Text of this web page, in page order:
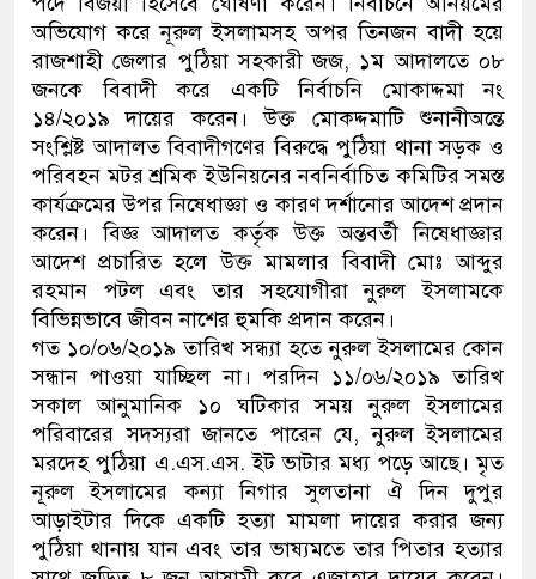
অভিযোগ করে নূরুল ইসলামসহ অপর তিনজন বাদী হয়ে
রাজশাহী জেলার পুঠিয়া সহকারী জজ, ১ম আদালতে ০৮
জনকে বিবাদী করে একটি নির্বাচনি মোকাদ্দমা নং
১৪/২০১৯ দায়ের করেন। উক্ত মোকদ্দমাটি শুনানীঅন্তে
সংশ্লিষ্ট আদালত বিবাদীগণের বিরুদ্ধে পুঠিয়া থানা সড়ক ও
পরিবহন মটর শ্রমিক ইউনিয়নের নবনির্বাচিত কমিটির সমস্ত
কার্যক্রমের উপর নিষেধাজ্ঞা ও কারণ দর্শানোর আদেশ প্রদান
করেন। বিজ্ঞ আদালত কর্তৃক উক্ত অন্তবর্তী নিষেধাজ্ঞার
আদেশ প্রচারিত হলে উক্ত মামলার বিবাদী মোঃ আব্দুর
রহমান পটল এবং তার সহযোগীরা নুরুল ইসলামকে
বিভিন্নভাবে জীবন নাশের হুমকি প্রদান করেন।
গত ১০/০৬/২০১৯ তারিখ সন্ধ্যা হতে নুরুল ইসলামের কোন
সন্ধান পাওয়া যাচ্ছিল না। পরদিন ১১/০৬/২০১৯ তারিখ
সকাল আনুমানিক ১০ ঘটিকার সময় নুরুল ইসলামের
পরিবারের সদস্যরা জানতে পারেন যে, নুরুল ইসলামের
মরদেহ পুঠিয়া এ.এস.এস. ইট ভাটার মধ্য পড়ে আছে। মৃত
নূরুল ইসলামের কন্যা নিগার সুলতানা ঐ দিন দুপুর
আড়াইটার দিকে একটি হত্যা মামলা দায়ের করার জন্য
পুঠিয়া থানায় যান এবং তার ভাষ্যমতে তার পিতার হত্যার